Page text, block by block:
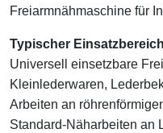
Freiarmnähmaschine für
Typischer
Universell einsetzbare
Kleinlederwaren,
Arbeiten an
Standard-Näharbeiten an